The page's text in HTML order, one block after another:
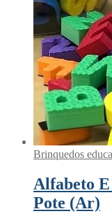
Brinquedos
Alfabeto
Pote (Ar)